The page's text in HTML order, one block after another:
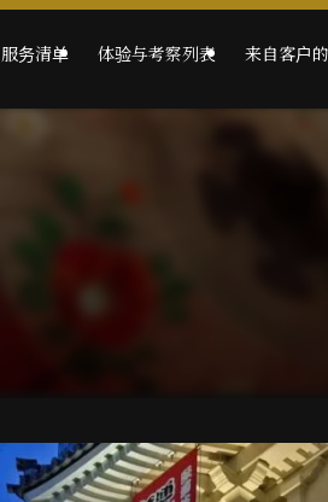
服务清单 体验与考察列表 来自客户